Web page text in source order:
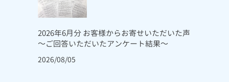
2026年6月分 お客様からお寄せいただいた声
～ご回答いただいたアンケート結果～
2026/08/05